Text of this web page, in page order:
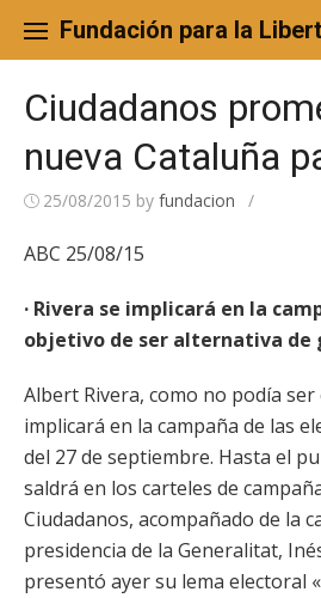
content
Fundación para la
Ciudadanos
nueva Cataluña
25/08/2015 by fundacion /
ABC 25/08/15
· Rivera se implicará en la
objetivo de ser alternativa de
Albert Rivera, como no podía
implicará en la campaña de las
del 27 de septiembre. Hasta el
saldrá en los carteles de
Ciudadanos, acompañado de la
presidencia de la Generalitat,
presentó ayer su lema electoral